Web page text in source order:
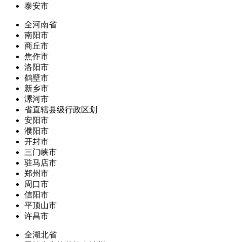
泰安市
全河南省
南阳市
商丘市
焦作市
洛阳市
鹤壁市
新乡市
漯河市
省直辖县级行政区划
安阳市
濮阳市
开封市
三门峡市
驻马店市
郑州市
周口市
信阳市
平顶山市
许昌市
全湖北省